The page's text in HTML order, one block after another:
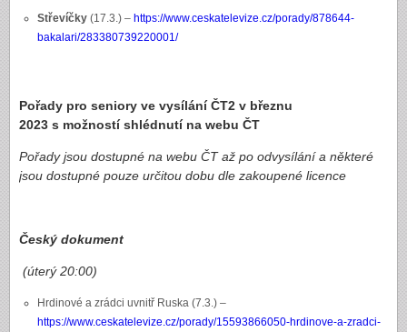
Střevíčky (17.3.) – https://www.ceskatelevize.cz/porady/878644-
bakalari/283380739220001/
Pořady pro seniory ve vysílání ČT2 v březnu
2023 s možností shlédnutí na webu ČT
Pořady jsou dostupné na webu ČT až po odvysílání a některé
jsou dostupné pouze určitou dobu dle zakoupené licence
Český dokument
(úterý 20:00)
Hrdinové a zrádci uvnitř Ruska (7.3.) –
https://www.ceskatelevize.cz/porady/15593866050-hrdinove-a-zradci-